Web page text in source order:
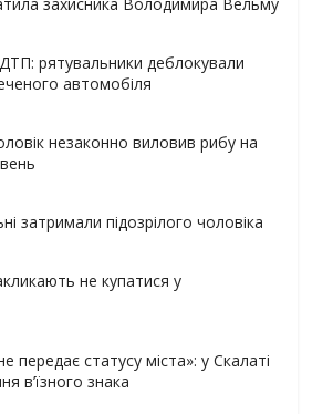
рятувальники деблокували
автомобіля
незаконно виловив рибу на
затримали підозрілого чоловіка
не купатися у
передає статусу міста»: у Скалаті
в’їзного знака